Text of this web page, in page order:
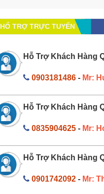
HỔ TRỢ TRỰC TUYẾN
Hỗ Trợ Khách Hàng
0903181486 - Mr:
Hỗ Trợ Khách Hàng
0835904625 - Mr:
Hỗ Trợ Khách Hàng
0901742092 - Mr: